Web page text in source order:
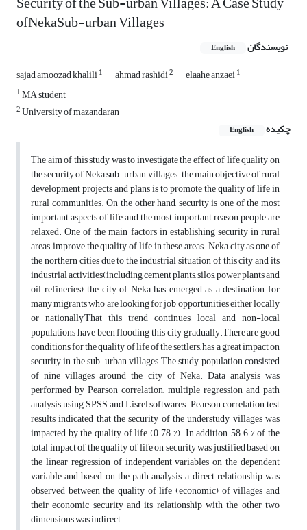
ofNekaSub-urban Villages
نویسندگان English
sajad amoozad khalili1 ahmad rashidi2 elaahe anzaei1
1MA student
2University of mazandaran
چکیده
English
The aim of this study was to investigate the effect of life quality on
the security of Neka sub-urban villages. the main objective of rural
development projects and plans is to promote the quality of life in
rural communities. On the other hand, security is one of the most
important aspects of life and the most important reason people are
relaxed. One of the main factors in establishing security in rural
areas, improve the quality of life in these areas. Neka city as one of
the northern cities due to the industrial situation of this city and its
industrial activities(including cement plants, silos, power plants and
oil refineries), the city of Neka has emerged as a destination for
many migrants who are looking for job opportunities either locally
or nationally,That this trend continues, local and non-local
populations have been flooding this city gradually.There are good
conditions for the quality of life of the settlers, has a great impact on
security in the sub-urban villages.The study population consisted
of nine villages around the city of Neka. Data analysis was
performed by Pearson correlation, multiple regression and path
analysis using SPSS and Lisrel softwares. Pearson correlation test
results indicated that the security of the understudy villages was
impacted by the quality of life (0.78 %). In addition, 58.6 % of the
total impact of the quality of life on security was justified based on
the linear regression of independent variables on the dependent
variable and based on the path analysis, a direct relationship was
observed between the quality of life (economic) of villages and
their economic security and its relationship with the other two
dimensions was indirect.